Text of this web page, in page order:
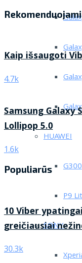
HUAWEI
G300
P9
SONY
Rekomenduojami
Kaip išsaugoti
4.7k
Samsung
Lollipop 5.0
1.6k
Populiarūs
10 Viber
greičiausiai
30.3k